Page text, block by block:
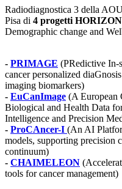
Radiodiagnostica 3 della
Pisa di 4 progetti HORIZON
Demographic change and
- PRIMAGE (PRedictive In-
cancer personalized
imaging biomarkers)
- EuCanImage (A European
Biological and Health Data
Intelligence and Precision
- ProCAncer-I (An AI
models, supporting precision
continuum)
- CHAIMELEON
tools for cancer management)